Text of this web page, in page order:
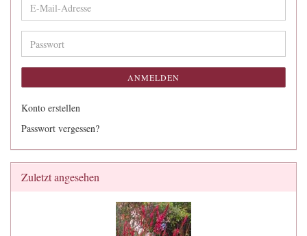
E-
Mail-
Adresse
Passwort
ANMELDEN
Konto erstellen
Passwort vergessen?
Zuletzt angesehen